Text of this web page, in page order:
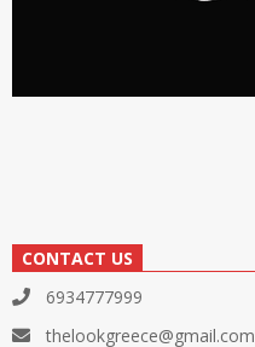
CONTACT US
6934777999
thelookgreece@gmail.com